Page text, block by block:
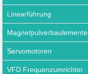
Linearführung
Magnetpulverbaulemente
Servomotoren
VFD Frequenzumrichter